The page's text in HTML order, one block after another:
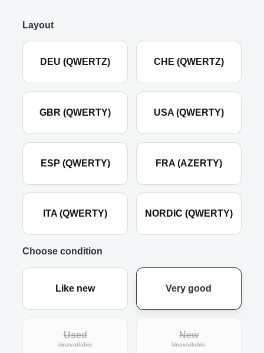
Layout
DEU (QWERTZ) CHE (QWERTZ)
GBR (QWERTY) USA (QWERTY)
ESP (QWERTY) FRA (AZERTY)
ITA (QWERTY) NORDIC (QWERTY)
Choose condition
Like new Very good
Used
Unavailable(This option is currently unavailable.)
New
Unavailable(This option is